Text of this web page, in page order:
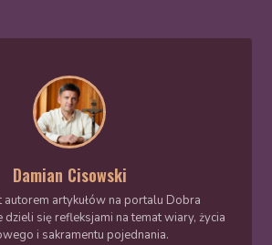
Damian Cisowski
autorem artykułów na portalu Dobra
dzieli się refleksjami na temat wiary, życia
i sakramentu pojednania.